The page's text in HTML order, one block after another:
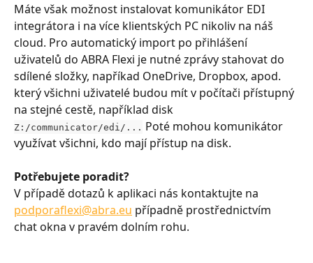
Máte však možnost instalovat komunikátor EDI
integrátora i na více klientských PC nikoliv na náš
cloud. Pro automatický import po přihlášení
uživatelů do ABRA Flexi je nutné zprávy stahovat do
sdílené složky, napříkad OneDrive, Dropbox, apod.
který všichni uživatelé budou mít v počítači přístupný
na stejné cestě, například disk
Z:/communicator/edi/... Poté mohou komunikátor
využívat všichni, kdo mají přístup na disk.
Potřebujete poradit?
V případě dotazů k aplikaci nás kontaktujte na
podporaflexi@abra.eu případně prostřednictvím
chat okna v pravém dolním rohu.